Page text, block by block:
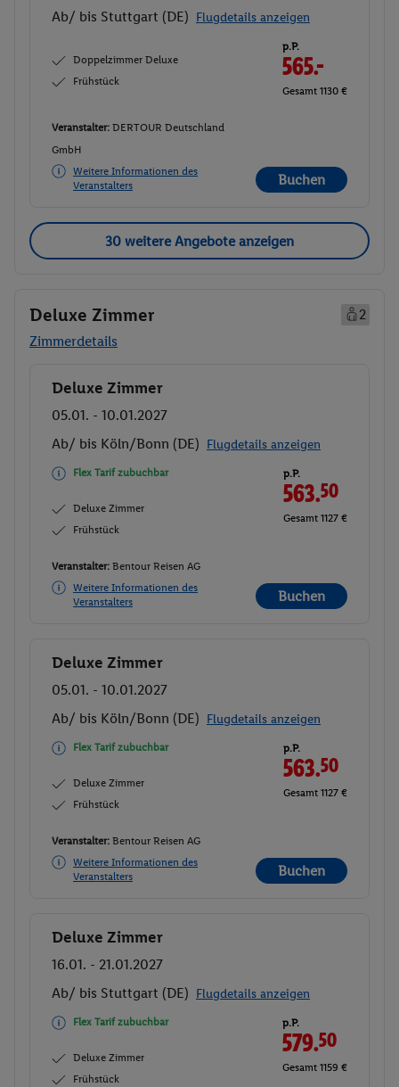
Ab/ bis Stuttgart (DE) Flugdetails anzeigen
Doppelzimmer Deluxe
Frühstück
p.P.
565.-
Gesamt 1130 €
Veranstalter: DERTOUR Deutschland
GmbH
Weitere Informationen des
Veranstalters
Buchen
30 weitere Angebote anzeigen
Deluxe Zimmer
2
Zimmerdetails
Buchen
Deluxe Zimmer
05.01. - 10.01.2027
Ab/ bis Köln/Bonn (DE) Flugdetails anzeigen
Flex Tarif zubuchbar
Deluxe Zimmer
Frühstück
p.P.
563.50
Gesamt 1127 €
Veranstalter: Bentour Reisen AG
Weitere Informationen des
Veranstalters
Buchen
Buchen
Deluxe Zimmer
05.01. - 10.01.2027
Ab/ bis Köln/Bonn (DE) Flugdetails anzeigen
Flex Tarif zubuchbar
Deluxe Zimmer
Frühstück
p.P.
563.50
Gesamt 1127 €
Veranstalter: Bentour Reisen AG
Weitere Informationen des
Veranstalters
Buchen
Buchen
Deluxe Zimmer
16.01. - 21.01.2027
Ab/ bis Stuttgart (DE) Flugdetails anzeigen
Flex Tarif zubuchbar
Deluxe Zimmer
Frühstück
p.P.
579.50
Gesamt 1159 €